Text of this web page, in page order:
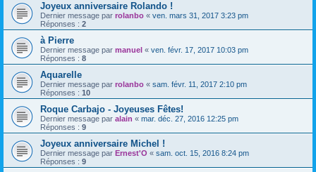
Joyeux anniversaire Rolando !
Dernier message par rolanbo « ven. mars 31, 2017 3:23 pm
Réponses : 2
à Pierre
Dernier message par manuel « ven. févr. 17, 2017 10:03 pm
Réponses : 8
Aquarelle
Dernier message par rolanbo « sam. févr. 11, 2017 2:10 pm
Réponses : 10
Roque Carbajo - Joyeuses Fêtes!
Dernier message par alain « mar. déc. 27, 2016 12:25 pm
Réponses : 9
Joyeux anniversaire Michel !
Dernier message par Ernest'O « sam. oct. 15, 2016 8:24 pm
Réponses : 9